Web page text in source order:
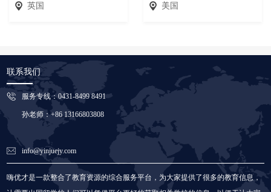
英国 美国
嗨优才是一款整合了教育资源的综合服务平台，为大家提供了很多的教育信息，
联系我们
服务专线：0431-8499 8491
孙老师：+86 13166803808
info@yinjuejy.com